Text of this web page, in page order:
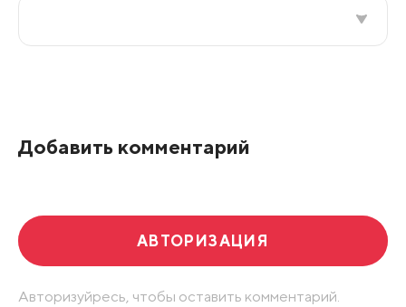
Добавить комментарий
АВТОРИЗАЦИЯ
Авторизуйресь, чтобы оставить комментарий.